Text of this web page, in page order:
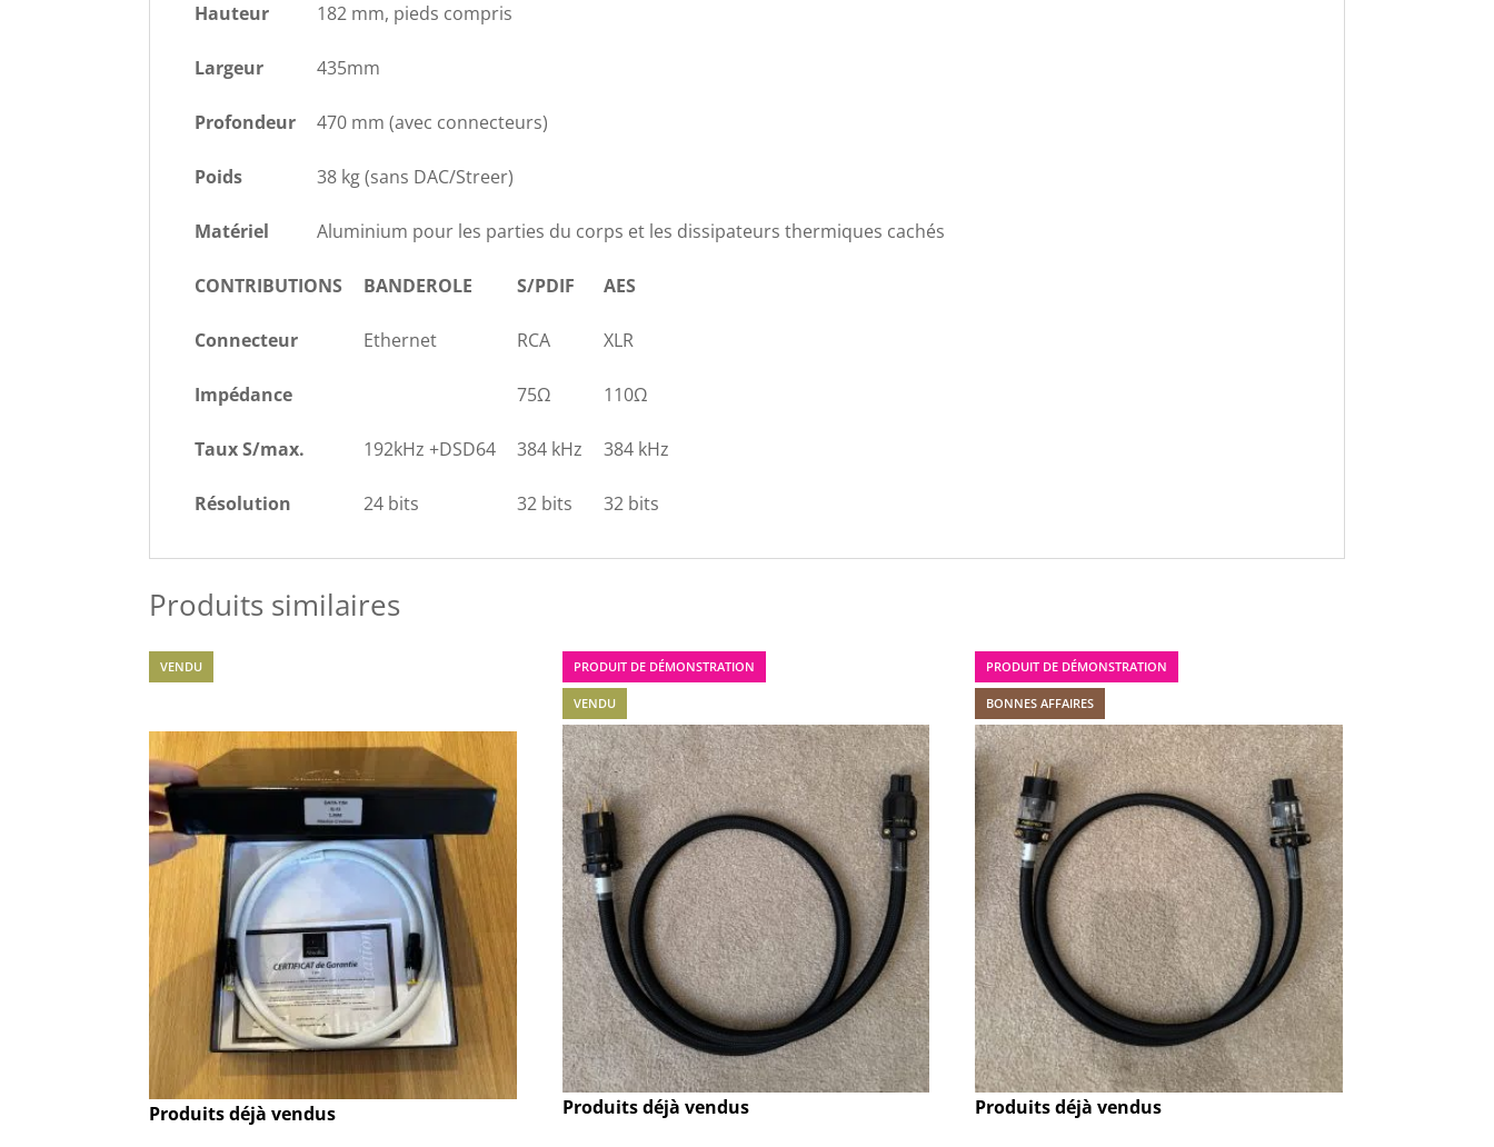
Hauteur 182 mm, pieds compris
Largeur 435mm
Profondeur 470 mm (avec connecteurs)
Poids 38 kg (sans DAC/Streer)
Matériel Aluminium pour les parties du corps et les dissipateurs thermiques cachés
CONTRIBUTIONS BANDEROLE S/PDIF AES
Connecteur Ethernet RCA XLR
Impédance 75Ω 110Ω
Taux S/max. 192kHz +DSD64 384 kHz 384 kHz
Résolution 24 bits 32 bits 32 bits
Produits similaires
VENDU
Produits déjà vendus
PRODUIT DE DÉMONSTRATION
VENDU
Produits déjà vendus
PRODUIT DE DÉMONSTRATION
BONNES AFFAIRES
Produits déjà vendus